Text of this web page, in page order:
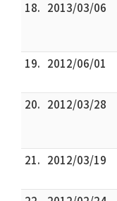
18. 2013/03/06
19. 2012/06/01
20. 2012/03/28
21. 2012/03/19